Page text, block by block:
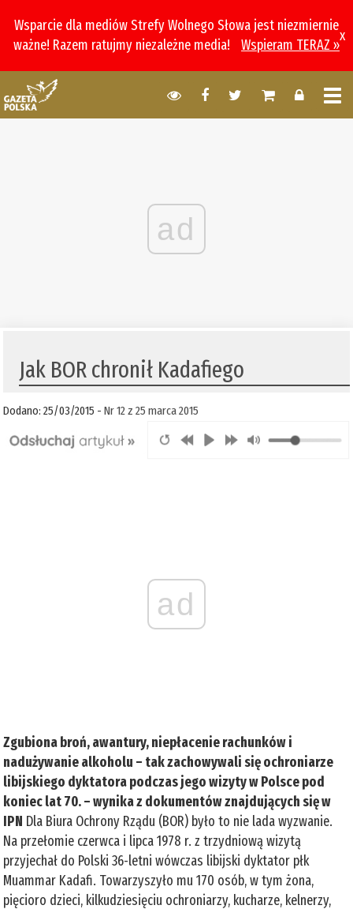
Wsparcie dla mediów Strefy Wolnego Słowa jest niezmiernie
ważne! Razem ratujmy niezależne media!
Wspieram TERAZ »
x
ad
Jak BOR chronił Kadafiego
Dodano: 25/03/2015 -Nr 12 z 25 marca 2015
ad
Zgubiona broń, awantury, niepłacenie rachunków i
nadużywanie alkoholu – tak zachowywali się ochroniarze
libijskiego dyktatora podczas jego wizyty w Polsce pod
koniec lat 70. – wynika z dokumentów znajdujących się w
IPN Dla Biura Ochrony Rządu (BOR) było to nie lada wyzwanie.
Na przełomie czerwca i lipca 1978 r. z trzydniową wizytą
przyjechał do Polski 36-letni wówczas libijski dyktator płk
Muammar Kadafi. Towarzyszyło mu 170 osób, w tym żona,
pięcioro dzieci, kilkudziesięciu ochroniarzy, kucharze, kelnerzy,